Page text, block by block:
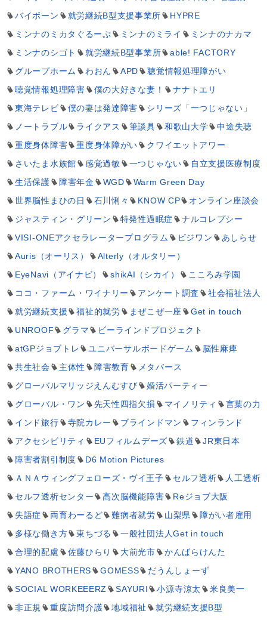
バイボーン
就労継続B型支援事業所
HYPRE
ミンナのミカタぐるーぷ
ミンナのミライ
ミンナのナカマ
ミンナのシゴト
就労継続B型事業所
able! FACTORY
グループホーム
わおん APD
聴覚情報処理障がい
聴覚情報処理障害
僕の大好きな妻！
ナナトエリ
東海テレビ
僕の妻は発達障害
シリーズ「一つじゃない」
ノートラブル
ライクアス 筆談具 和歌山大学
中途失聴
重度身体障害
重度身体障がい
クワイエットアワー
さいたま水族館
感覚過敏 一つじゃない
自立支援医療制度
生活保護
障害年金 WGD
Warm Green Day
世界脳性まひの日
石川悧々 KNOW CP
オンライン座談会
ジャスティン・グリーン
特発性過眠症
ナルコレプシー
VISI-ONEアクセラレータープログラム
ビジワン
あしらせ
Auris（オーリス）
Alterly（オルタリー）
EyeNavi（アイナビ）
shikAI（シカイ）
こころみ学園
ココ・ファーム・ワイナリー
アンケート調査
社会福祉法人
就労継続支援
福祉的就労 まぜこぜ一座
Get in touch
UNROOF
グラマ
ビーラインドプロジェクト
atGPジョブトレ
ユニバーサルボードゲーム
脳性麻痺
共生社会
主体性 障害教育
メタバース
グローバルマリッジえんむすび
婚活パーティー
グローバル・ワン
先天性四指欠損 マイノリティ
言葉の力
インド旅行
寺院カレー ブラインドマン
フィンランド
アクセシビリティ
EUフィルムデーズ 鉄道
JR東日本
障害者割引制度
D6 Motion Pictures
ＡＮＡウィングフェローズ・ヴイ王子
セルフ透析
人工透析
セルフ透析センター
高次脳機能障害
Reジョブ大阪
失語症
両育わーるど 難病者就労 山梨県
障がい者雇用
多様な働き方
東ちづる
一般社団法人Get in touch
合理的配慮
佐藤ひらり 大前光市
かんばらけんた
YANO BROTHERS
GOMESS
だうんしょーず
SOCIAL WORKEEERZ
SAYURI 小源寺涼太
米良美一
非正規
重度訪問介護 地域福祉
就労継続支援B型